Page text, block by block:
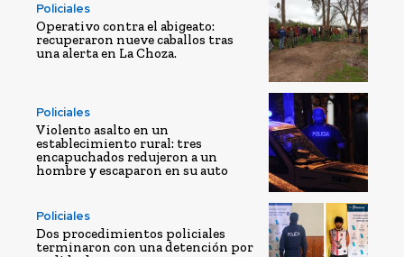
Policiales
Operativo contra el abigeato:
recuperaron nueve caballos tras
una alerta en La Choza.
Policiales
Violento asalto en un
establecimiento rural: tres
encapuchados redujeron a un
hombre y escaparon en su auto
Policiales
Dos procedimientos policiales
terminaron con una detención por